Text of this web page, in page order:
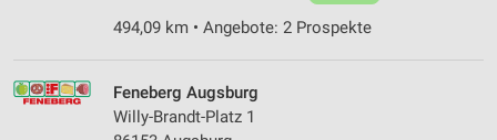
494,09 km • Angebote: 2 Prospekte
Feneberg Augsburg
Willy-Brandt-Platz 1